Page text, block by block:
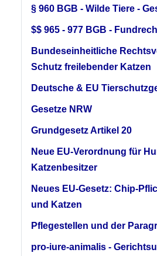
§ 960 BGB - Wilde Tiere -
$$ 965 - 977 BGB -
Bundeseinheitliche
Schutz freilebender Katzen
Deutsche & EU
Gesetze NRW
Grundgesetz Artikel 20
Neue EU-Verordnung für
Katzenbesitzer
Neues EU-Gesetz: Chip-
und Katzen
Pflegestellen und der
pro-iure-animalis -